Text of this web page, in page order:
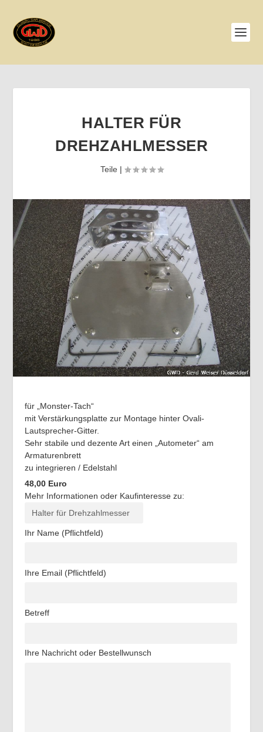
HALTER FÜR
DREHZAHLMESSER
Teile |
für „Monster-Tach“
mit Verstärkungsplatte zur Montage hinter Ovali-
Lautsprecher-Gitter.
Sehr stabile und dezente Art einen „Autometer“ am
Armaturenbrett
zu integrieren / Edelstahl
48,00 Euro
Mehr Informationen oder Kaufinteresse zu:
Ihr Name (Pflichtfeld)
Ihre Email (Pflichtfeld)
Betreff
Ihre Nachricht oder Bestellwunsch